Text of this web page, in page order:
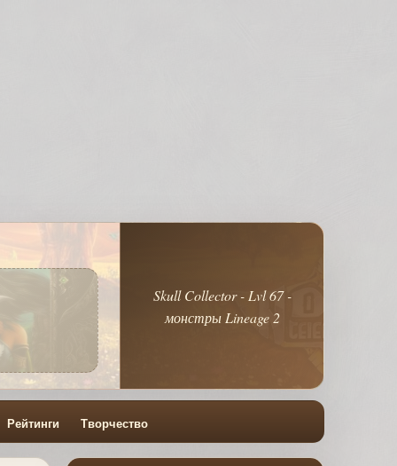
Skull Collector - Lvl 67 -
монстры Lineage 2
Рейтинги Творчество